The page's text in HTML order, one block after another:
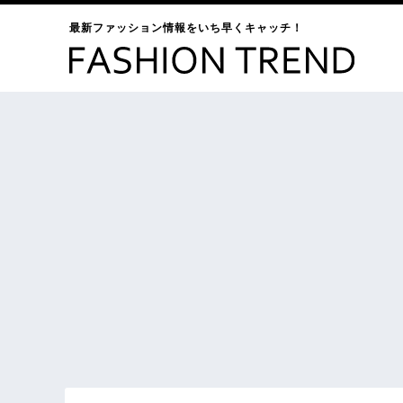
最新ファッション情報をいち早くキャッチ！